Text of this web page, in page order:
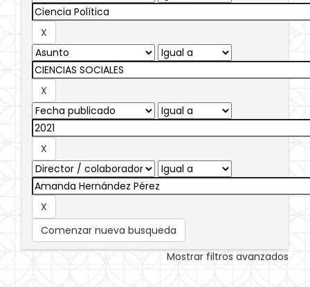
Comenzar nueva busqueda
Mostrar filtros avanzados